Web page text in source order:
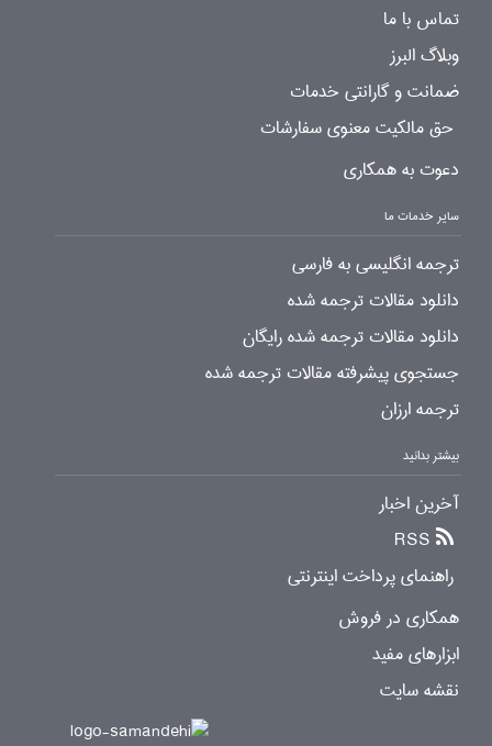
تماس با ما
وبلاگ البرز
ضمانت و گارانتی خدمات
حق مالکیت معنوی سفارشات
دعوت به همکاری
سایر خدمات ما
ترجمه انگلیسی به فارسی
دانلود مقالات ترجمه شده
دانلود مقالات ترجمه شده رایگان
جستجوی پیشرفته مقالات ترجمه شده
ترجمه ارزان
بیشتر بدانید
آخرین اخبار
RSS
راهنمای پرداخت اینترنتی
همکاری در فروش
ابزارهای مفید
نقشه سایت